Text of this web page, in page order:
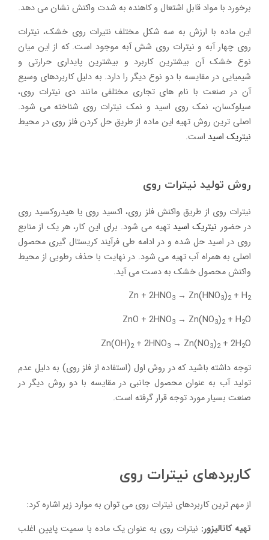
برخورد با مواد قابل اشتعال و کاهنده به شدت واکنش نشان می دهد.
این ماده با ارزش به سه شکل مختلف نتیرات روی خشک، نیترات
روی چهار آبه و نیترات روی شش آبه موجود است. که از این میان
نوع خشک آن بیشترین کاربرد و بیشترین پایداری حرارتی و
شیمیایی در مقایسه با دو نوع دیگر را دارد. به دلیل کاربردهای وسیع
آن در صنعت با نام های تجاری مختلفی مانند دی نیترات روی،
سیلوکسان، نمک روی اسید و نمک نیترات روی شناخته می شود.
اصلی ترین روش تهیه این ماده از طریق حل کردن فلز روی در محیط
نیتریک اسید است.
روش تولید نیترات روی
نیترات روی از طریق واکنش فلز روی، اکسید روی یا هیدروکسید روی
در حضور نیتریک اسید تهیه می شود. برای این کار، هر یک از منابع
روی در اسید حل شده و در ادامه طی فرآیند کریستال گیری محصول
اصلی به همراه آب تهیه می شود. در نهایت با حذف رطوبی از محیط
واکنش محصول خشک به دست می آید.
Zn + 2HNO3 → Zn(HNO3)2+ H2
ZnO + 2HNO3 → Zn(NO3)2+ H2O
Zn(OH)2+ 2HNO3 → Zn(NO3)2+ 2H2O
توجه داشته باشید که در روش اول (استفاده از فلز روی) به دلیل عدم
تولید آب به عنوان محصول جانبی در مقایسه با دو روش دیگر در
صنعت بسیار مورد توجه قرار گرفته است.
کاربردهای نیترات روی
از مهم ترین کاربردهای نیترات روی می توان به موارد زیر اشاره کرد:
تهیه کاتالیزور: نیترات روی به عنوان یک ماده با سمیت پایین اغلب